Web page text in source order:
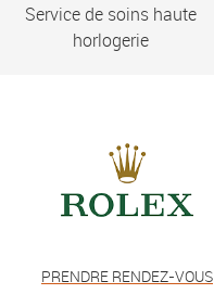
Service de soins haute
horlogerie
PRENDRE RENDEZ-VOUS